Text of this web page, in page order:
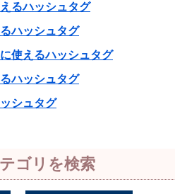
るハッシュタグ
ハッシュタグ
使えるハッシュタグ
ハッシュタグ
シュタグ
ゴリを検索